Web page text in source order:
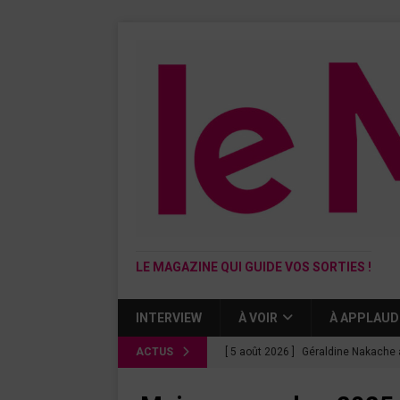
LE MAGAZINE QUI GUIDE VOS SORTIES !
INTERVIEW À VOIR À
ACTUS [ 5 août 2026 ] Géraldine